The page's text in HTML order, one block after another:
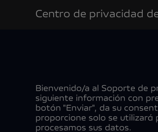
Centro de privacidad
Bienvenido/a al Soporte de
siguiente información con
botón "Enviar", da su
proporcione solo se utilizará
procesamos sus datos.